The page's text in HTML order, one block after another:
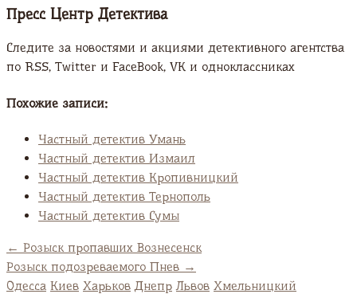
Пресс Центр Детектива
Следите за новостями и акциями детективного агентства
по RSS, Twitter и FaсeBook, VK и одноклассниках
Похожие записи:
Частный детектив Умань
Частный детектив Измаил
Частный детектив Кропивницкий
Частный детектив Тернополь
Частный детектив Сумы
← Розыск пропавших Вознесенск
Розыск подозреваемого Пнев →
Одесса Киев Харьков Днепр Львов Хмельницкий